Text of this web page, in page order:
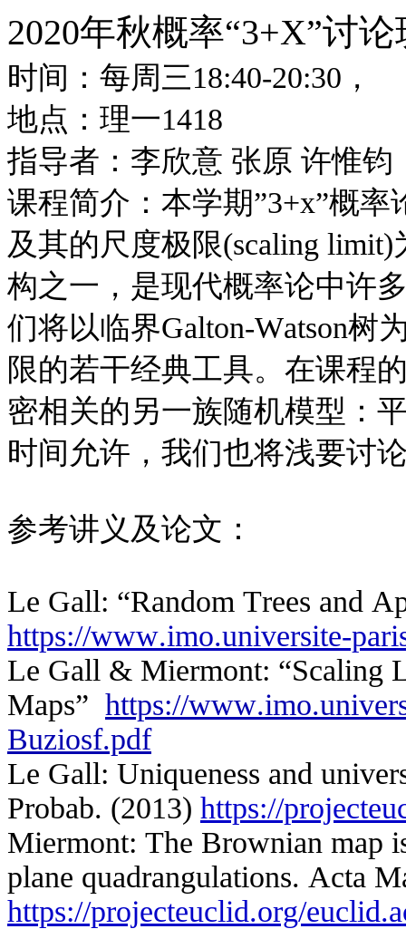
2020年秋概率“3+X”讨论
时间：每周三18:40-20:30，
地点：理一1418
指导者：李欣意 张原 许惟钧
课程简介：本学期”3+x”概
及其的尺度极限(scaling
构之一，是现代概率论中许
们将以临界Galton-Watson树
限的若干经典工具。在课程
密相关的另一族随机模型：
时间允许，我们也将浅要讨
参考讲义及论文：
Le Gall: “Random Trees and
https://www.imo.universite-
Le Gall & Miermont: “Scaling
Maps” https://
Buziosf.pdf
Le Gall: Uniqueness and
Probab. (2013) https://
Miermont: The Brownian map
plane quadrangulations. Acta
https://projecteuclid.org/